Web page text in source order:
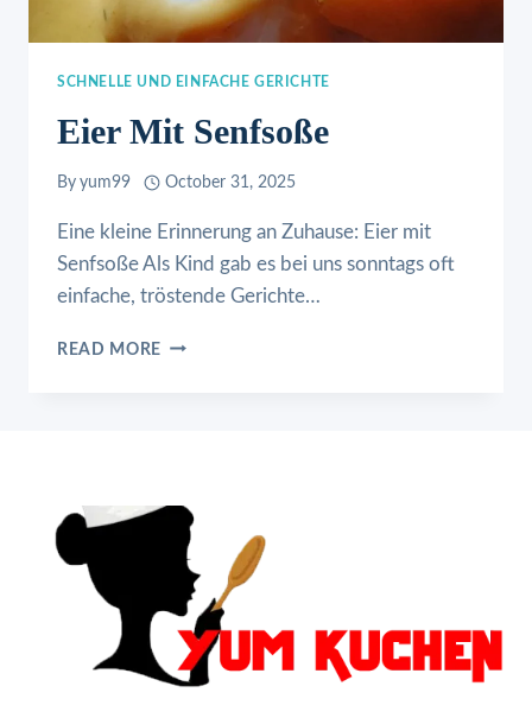
SCHNELLE UND EINFACHE GERICHTE
Eier Mit Senfsoße
By yum99 October 31, 2025
Eine kleine Erinnerung an Zuhause: Eier mit
Senfsoße Als Kind gab es bei uns sonntags oft
einfache, tröstende Gerichte…
READ MORE EIER